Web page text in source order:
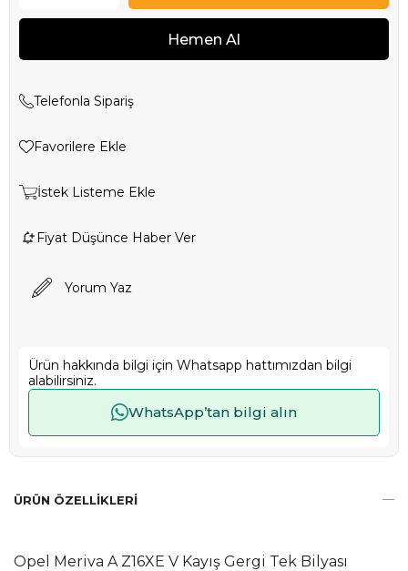
Telefonla Sipariş
Favorilere Ekle
İstek Listeme Ekle
Fiyat Düşünce Haber Ver
Yorum Yaz
Ürün hakkında bilgi için Whatsapp hattımızdan bilgi
alabilirsiniz.
WhatsApp’tan bilgi alın
ÜRÜN ÖZELLIKLERI
Opel Meriva A Z16XE V Kayış Gergi Tek Bilyası